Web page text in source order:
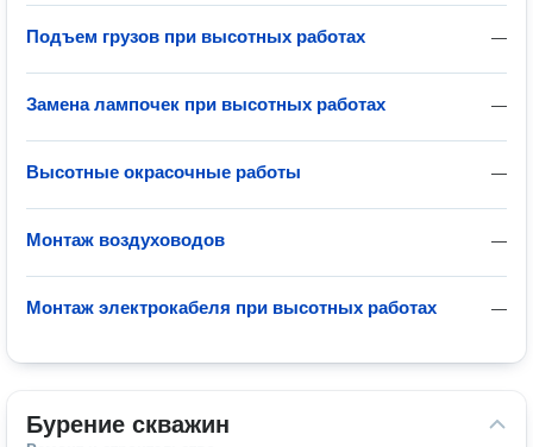
—
Подъем грузов при высотных работах
—
Замена лампочек при высотных работах
—
Высотные окрасочные работы
—
Монтаж воздуховодов
—
Монтаж электрокабеля при высотных работах
Бурение скважин